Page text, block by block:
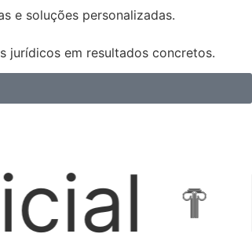
e soluções personalizadas.
jurídicos em resultados concretos.